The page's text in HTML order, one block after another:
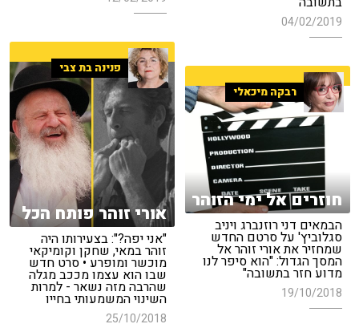
04/02/2019
פנינה בת צבי
אורי זוהר פותח הכל
"אני יפה?": בצעירותו היה
זוהר במאי, שחקן וקומיקאי
מוכשר ומופרע • סרט חדש
שבו הוא עצמו מככב מגלה
שהרבה מזה נשאר - למרות
השינוי המשמעותי בחייו
25/10/2018
רבקה מיכאלי
חוזרים אל ימי הזוהר
הבמאים דני רוזנברג ויניב
סגלוביץ' על סרטם החדש
שמחזיר את אורי זוהר אל
המסך הגדול: "הוא סיפר לנו
מדוע חזר בתשובה"
19/10/2018